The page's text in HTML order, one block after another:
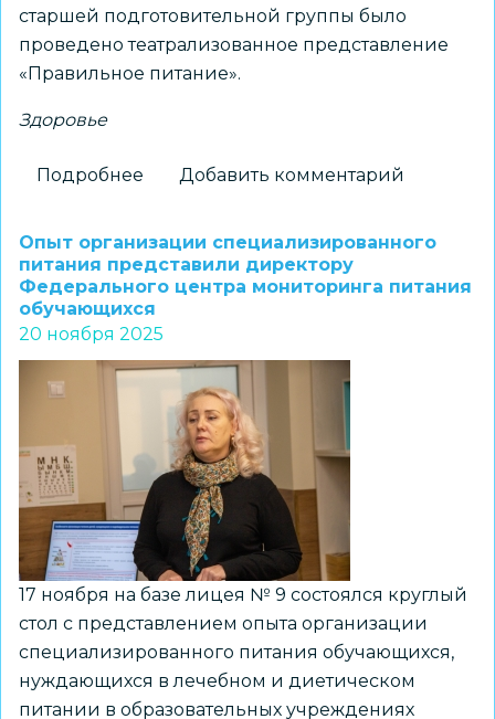
старшей подготовительной группы было
проведено театрализованное представление
«Правильное питание».
Здоровье
Подробнее
«Правильное
питание»
Добавить комментарий
Опыт организации специализированного
питания представили директору
Федерального центра мониторинга питания
обучающихся
20 ноября 2025
17 ноября на базе лицея № 9 состоялся круглый
стол с представлением опыта организации
специализированного питания обучающихся,
нуждающихся в лечебном и диетическом
питании в образовательных учреждениях